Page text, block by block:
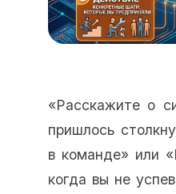
«Расскажите о
пришлось
в команде» или
когда вы не